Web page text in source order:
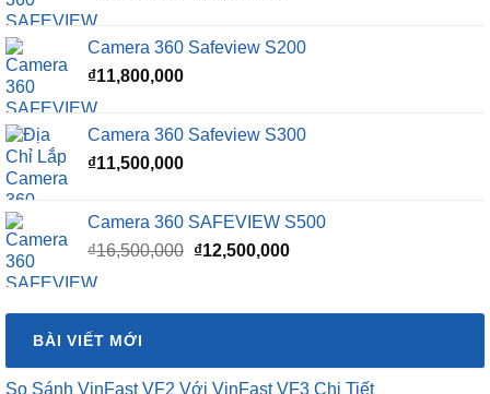
₫16,500,000.là:
Camera 360 Safeview S200
₫11,800,000
Camera 360 Safeview S300
₫11,500,000
Camera 360 SAFEVIEW S500
₫16,500,000 Giá
₫16,500,000.
₫12,500,000Giá
là:
BÀI VIẾT MỚI
So Sánh VinFast VF2 Với VinFast VF3 Chi Tiết